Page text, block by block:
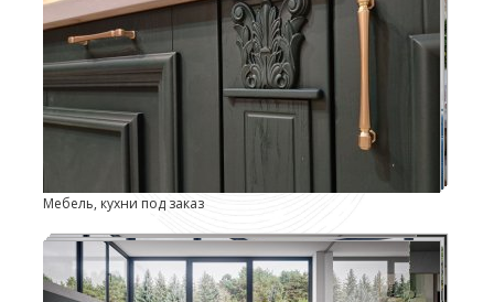
Мебель, кухни под заказ